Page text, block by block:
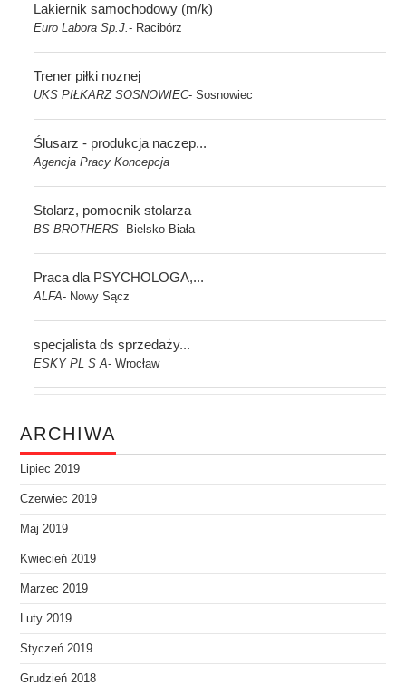
Lakiernik samochodowy (m/k)
Euro Labora Sp.J.- Racibórz
Trener piłki noznej
UKS PIŁKARZ SOSNOWIEC-Sosnowiec
Ślusarz - produkcja naczep...
Agencja Pracy Koncepcja
Stolarz, pomocnik stolarza
BS BROTHERS- Bielsko Biała
Praca dla PSYCHOLOGA,...
ALFA- Nowy Sącz
specjalista ds sprzedaży...
ESKY PL S A-Wrocław
ARCHIWA
Lipiec 2019
Czerwiec 2019
Maj 2019
Kwiecień 2019
Marzec 2019
Luty 2019
Styczeń 2019
Grudzień 2018